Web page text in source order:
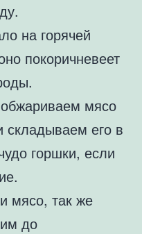
на горячей
покоричневеет
мясо
складываем его в
горшки, если
мясо, так же
до